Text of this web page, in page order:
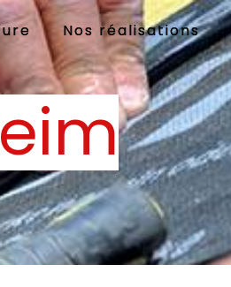
Nos réalisations